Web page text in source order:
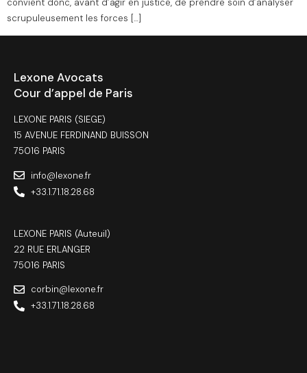
convient donc, avant d’agir en justice, de prendre soin d’analyser
scrupuleusement les forces […]
Lexone Avocats
Cour d’appel de Paris
LEXONE PARIS (SIEGE)
15 AVENUE FERDINAND BUISSON
75016 PARIS
info@lexone.fr
+33.1.71.18.28.68
LEXONE PARIS (Auteuil)
22 RUE ERLANGER
75016 PARIS
corbin@lexone.fr
+33.1.71.18.28.68